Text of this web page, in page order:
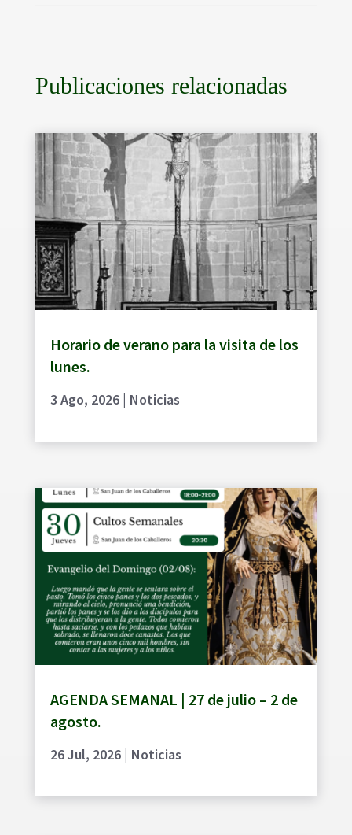
Publicaciones relacionadas
Horario de verano para la visita de los
lunes.
3 Ago, 2026| Noticias
AGENDA SEMANAL | 27 de julio – 2 de
agosto.
26 Jul, 2026| Noticias